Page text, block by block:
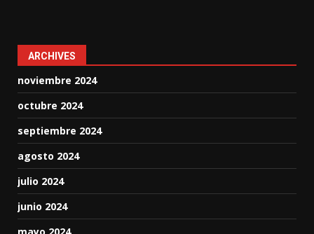
ARCHIVES
noviembre 2024
octubre 2024
septiembre 2024
agosto 2024
julio 2024
junio 2024